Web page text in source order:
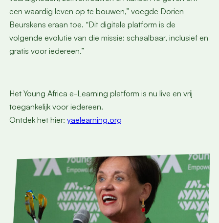
een waardig leven op te bouwen,” voegde Dorien
Beurskens eraan toe. “Dit digitale platform is de
volgende evolutie van die missie: schaalbaar, inclusief en
gratis voor iedereen.”
Het Young Africa e-Learning platform is nu live en vrij
toegankelijk voor iedereen.
Ontdek het hier: yaelearning.org